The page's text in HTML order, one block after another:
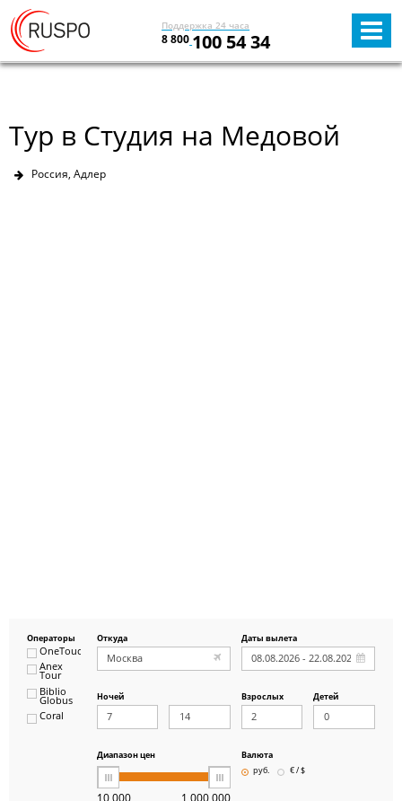
Поддержка 24 часа
8 800 100 54 34
Тур в Студия на Медовой
Россия, Адлер
Операторы
OneTouch&Travel
Anex
Tour
Biblio
Globus
Coral
Откуда Даты вылета
Ночей Взрослых Детей
Диапазон цен
10 000 1 000 000
Валюта
руб.
€ / $